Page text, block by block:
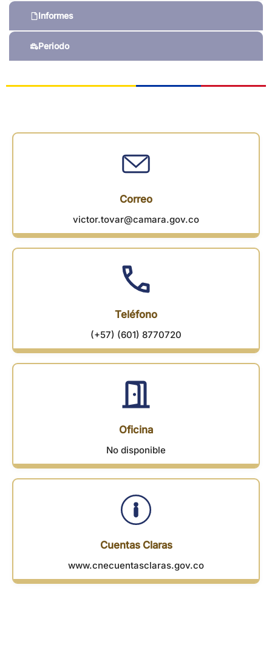
Informes
Periodo
Correo
victor.tovar@camara.gov.co
Teléfono
(+57) (601) 8770720
Oficina
No disponible
Cuentas Claras
www.cnecuentasclaras.gov.co